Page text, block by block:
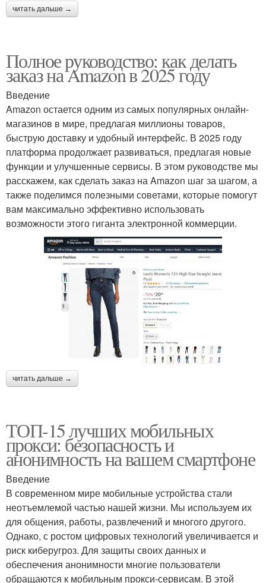
читать дальше →
Полное руководство: как делать
заказ на Amazon в 2025 году
Введение
Amazon остается одним из самых популярных онлайн-
магазинов в мире, предлагая миллионы товаров,
быструю доставку и удобный интерфейс. В 2025 году
платформа продолжает развиваться, предлагая новые
функции и улучшенные сервисы. В этом руководстве мы
расскажем, как сделать заказ на Amazon шаг за шагом, а
также поделимся полезными советами, которые помогут
вам максимально эффективно использовать
возможности этого гиганта электронной коммерции.
читать дальше →
ТОП-15 лучших мобильных
прокси: безопасность и
анонимность на вашем смартфоне
Введение
В современном мире мобильные устройства стали
неотъемлемой частью нашей жизни. Мы используем их
для общения, работы, развлечений и многого другого.
Однако, с ростом цифровых технологий увеличивается и
риск киберугроз. Для защиты своих данных и
обеспечения анонимности многие пользователи
обращаются к мобильным прокси-сервисам. В этой